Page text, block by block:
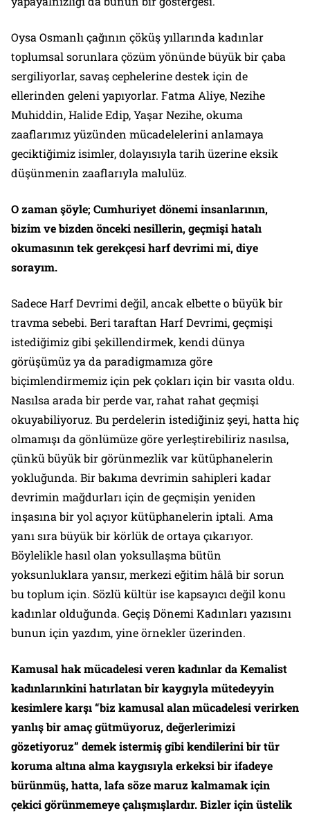
Oysa Osmanlı çağının çöküş yıllarında kadınlar
toplumsal sorunlara çözüm yönünde büyük bir çaba
sergiliyorlar, savaş cephelerine destek için de
ellerinden geleni yapıyorlar. Fatma Aliye, Nezihe
Muhiddin, Halide Edip, Yaşar Nezihe, okuma
zaaflarımız yüzünden mücadelelerini anlamaya
geciktiğimiz isimler, dolayısıyla tarih üzerine eksik
düşünmenin zaaflarıyla malulüz.
O zaman şöyle; Cumhuriyet dönemi insanlarının,
bizim ve bizden önceki nesillerin, geçmişi hatalı
okumasının tek gerekçesi harf devrimi mi, diye
sorayım.
Sadece Harf Devrimi değil, ancak elbette o büyük bir
travma sebebi. Beri taraftan Harf Devrimi, geçmişi
istediğimiz gibi şekillendirmek, kendi dünya
görüşümüz ya da paradigmamıza göre
biçimlendirmemiz için pek çokları için bir vasıta oldu.
Nasılsa arada bir perde var, rahat rahat geçmişi
okuyabiliyoruz. Bu perdelerin istediğiniz şeyi, hatta hiç
olmamışı da gönlümüze göre yerleştirebiliriz nasılsa,
çünkü büyük bir görünmezlik var kütüphanelerin
yokluğunda. Bir bakıma devrimin sahipleri kadar
devrimin mağdurları için de geçmişin yeniden
inşasına bir yol açıyor kütüphanelerin iptali. Ama
yanı sıra büyük bir körlük de ortaya çıkarıyor.
Böylelikle hasıl olan yoksullaşma bütün
yoksunluklara yansır, merkezi eğitim hâlâ bir sorun
bu toplum için. Sözlü kültür ise kapsayıcı değil konu
kadınlar olduğunda. Geçiş Dönemi Kadınları yazısını
bunun için yazdım, yine örnekler üzerinden.
Kamusal hak mücadelesi veren kadınlar da Kemalist
kadınlarınkini hatırlatan bir kaygıyla mütedeyyin
kesimlere karşı “biz kamusal alan mücadelesi verirken
yanlış bir amaç gütmüyoruz, değerlerimizi
gözetiyoruz” demek istermiş gibi kendilerini bir tür
koruma altına alma kaygısıyla erkeksi bir ifadeye
bürünmüş, hatta, lafa söze maruz kalmamak için
çekici görünmemeye çalışmışlardır. Bizler için üstelik